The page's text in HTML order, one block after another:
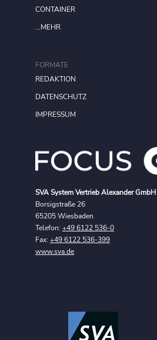
SVA System Vertrieb Alexander GmbH
Borsigstraße 26
65205 Wiesbaden
Telefon: +49 6122 536-0
Fax: +49 6122 536-399
www.sva.de
FORMATE
REDAKTION
DATENSCHUTZ
IMPRESSUM
CONTAINER
...MEHR